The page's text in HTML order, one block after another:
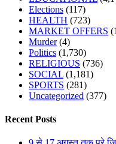
Elections (117)
HEALTH (723)
MARKET OFFERS
Murder(4)
Politics (1,730)
RELIGIOUS (736)
SOCIAL (1,181)
SPORTS (281)
Uncategorized (377)
Recent Posts